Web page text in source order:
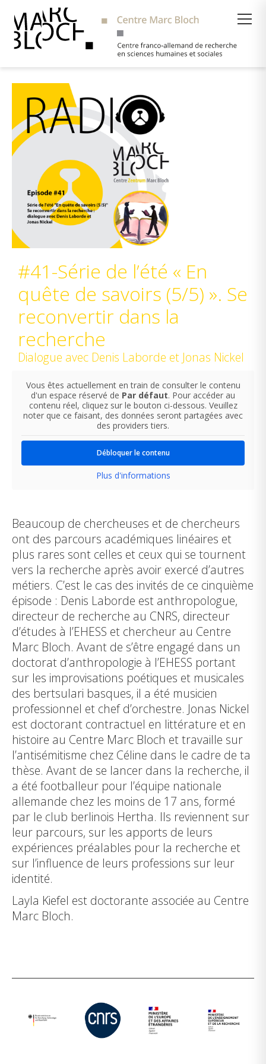
#41-Série de l’été « En
quête de savoirs (5/5) ». Se
reconvertir dans la
recherche
Dialogue avec Denis Laborde et Jonas Nickel
Vous êtes actuellement en train de consulter le contenu
d'un espace réservé de Par défaut. Pour accéder au
contenu réel, cliquez sur le bouton ci-dessous. Veuillez
noter que ce faisant, des données seront partagées avec
des providers tiers.
Débloquer le contenu
Plus d'informations
Beaucoup de chercheuses et de chercheurs
ont des parcours académiques linéaires et
plus rares sont celles et ceux qui se tournent
vers la recherche après avoir exercé d’autres
métiers. C’est le cas des invités de ce cinquième
épisode : Denis Laborde est anthropologue,
directeur de recherche au CNRS, directeur
d’études à l’EHESS et chercheur au Centre
Marc Bloch. Avant de s’être engagé dans un
doctorat d’anthropologie à l’EHESS portant
sur les improvisations poétiques et musicales
des bertsulari basques, il a été musicien
professionnel et chef d’orchestre. Jonas Nickel
est doctorant contractuel en littérature et en
histoire au Centre Marc Bloch et travaille sur
l’antisémitisme chez Céline dans le cadre de ta
thèse. Avant de se lancer dans la recherche, il
a été footballeur pour l’équipe nationale
allemande chez les moins de 17 ans, formé
par le club berlinois Hertha. Ils reviennent sur
leur parcours, sur les apports de leurs
expériences préalables pour la recherche et
sur l’influence de leurs professions sur leur
identité.
Layla Kiefel est doctorante associée au Centre
Marc Bloch.